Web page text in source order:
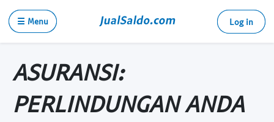
☰ Menu Log in
ASURANSI:
PERLINDUNGAN ANDA